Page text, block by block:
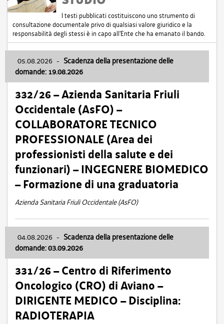
I testi pubblicati costituiscono uno strumento di
consultazione documentale privo di qualsiasi valore giuridico e la
responsabilità degli stessi è in capo all'Ente che ha emanato il bando.
05.08.2026 - Scadenza della presentazione delle
domande: 19.08.2026
332/26 – Azienda Sanitaria Friuli
Occidentale (AsFO) –
COLLABORATORE TECNICO
PROFESSIONALE (Area dei
professionisti della salute e dei
funzionari) – INGEGNERE BIOMEDICO
– Formazione di una graduatoria
Azienda Sanitaria Friuli Occidentale (AsFO)
04.08.2026 - Scadenza della presentazione delle
domande: 03.09.2026
331/26 – Centro di Riferimento
Oncologico (CRO) di Aviano –
DIRIGENTE MEDICO – Disciplina:
RADIOTERAPIA